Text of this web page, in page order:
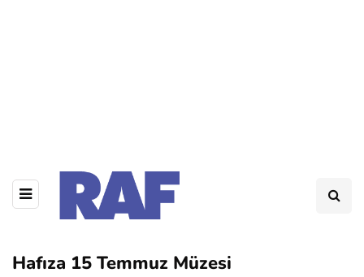
Hafıza 15 Temmuz Müzesi